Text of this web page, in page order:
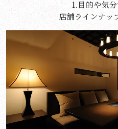
1.目的や気
店舗ラインナッ